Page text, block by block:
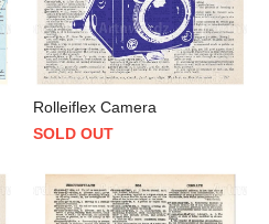
Rolleiflex Camera
SOLD OUT